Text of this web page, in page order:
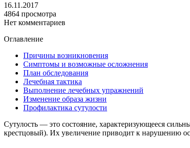
16.11.2017
4864 просмотра
Нет комментариев
Оглавление
Причины возникновения
Симптомы и возможные осложнения
План обследования
Лечебная тактика
Выполнение лечебных упражнений
Изменение образа жизни
Профилактика сутулости
Сутулость — это состояние, характеризующееся
крестцовый). Их увеличение приводит к нарушению